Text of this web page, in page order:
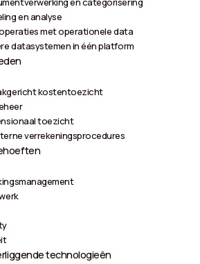
en analyse
met operationele data
datasystemen in één platform
kostentoezicht
toezicht
verrekeningsprocedures
technologieën